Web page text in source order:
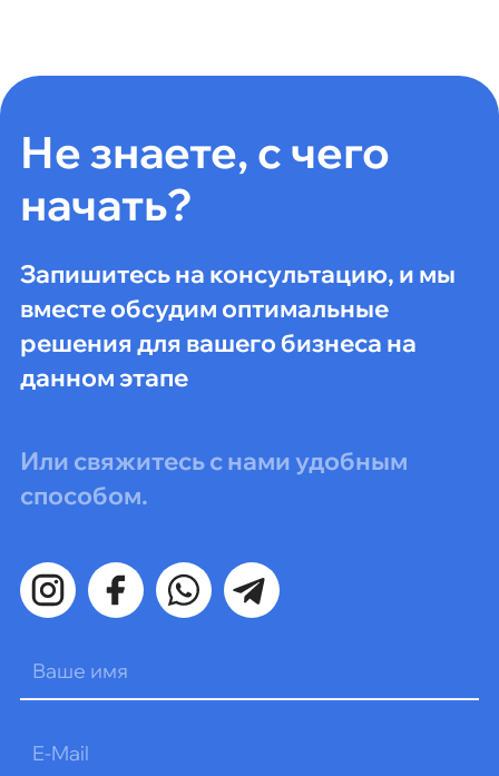
Не знаете, с чего
начать?
Запишитесь на консультацию, и мы
вместе обсудим оптимальные
решения для вашего бизнеса на
данном этапе
Или свяжитесь с нами удобным
способом.